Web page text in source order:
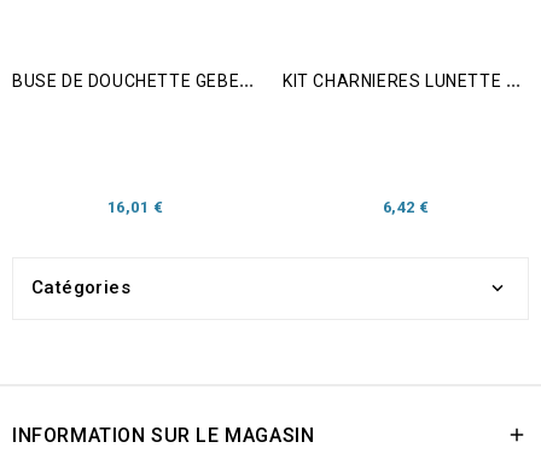
B
USE DE DOUCHETTE GEBERIT AQUACLEAN MAÏRA
Prix
16,01 €
K
IT CHARNIERES LUNETTE ET COUVERCLE D'ABATTANT GEBERIT AQUACLEAN 4000
Prix
6,42 €
Catégories 
INFORMATION SUR LE MAGASIN 